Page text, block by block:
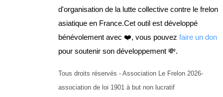
d'organisation de la lutte collective contre le frelon
asiatique en France.Cet outil est développé
bénévolement avec ❤️, vous pouvez faire un don
pour soutenir son développement 💸.
Tous droits réservés - Association Le Frelon 2026-
association de loi 1901 à but non lucratif